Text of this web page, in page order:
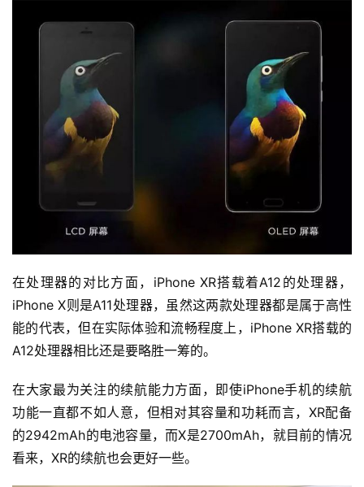
在处理器的对比方面，iPhone XR搭载着A12的处理器，
iPhone X则是A11处理器，虽然这两款处理器都是属于高性
能的代表，但在实际体验和流畅程度上，iPhone XR搭载的
A12处理器相比还是要略胜一筹的。
在大家最为关注的续航能力方面，即使iPhone手机的续航
功能一直都不如人意，但相对其容量和功耗而言，XR配备
的2942mAh的电池容量，而X是2700mAh，就目前的情况
看来，XR的续航也会更好一些。